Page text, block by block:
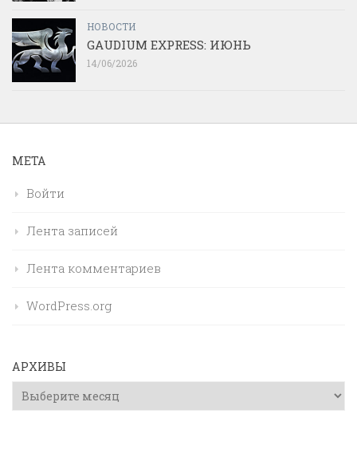
НОВОСТИ
GAUDIUM EXPRESS: ИЮНЬ
14/06/2026
МЕТА
Войти
Лента записей
Лента комментариев
WordPress.org
АРХИВЫ
Архивы